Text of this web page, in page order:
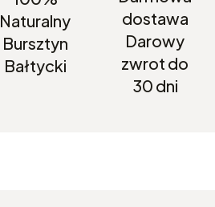
Naturalny
Bursztyn
Bałtycki
dostawa
Darowy
zwrot do
30 dni